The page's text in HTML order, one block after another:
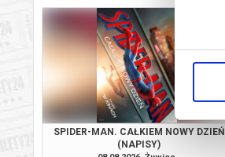
SPIDER-MAN. CAŁKIEM NOWY DZIEŃ
(NAPISY)